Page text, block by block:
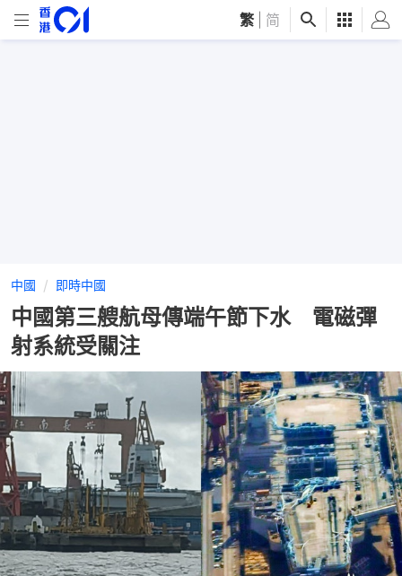
繁 简
中國 即時中國
中國第三艘航母傳端午節下水 電磁彈
射系統受關注